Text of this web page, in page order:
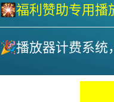
🎇福利赞助专用播
🎉播放器计费系统